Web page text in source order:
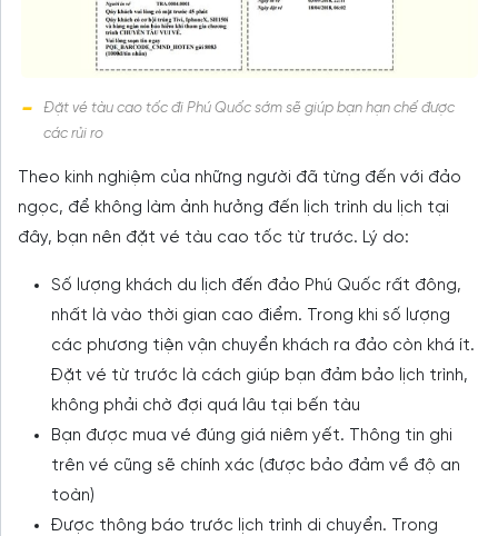
Đặt vé tàu cao tốc đi Phú Quốc sớm sẽ giúp bạn hạn chế được
các rủi ro
Theo kinh nghiệm của những người đã từng đến với đảo
ngọc, để không làm ảnh hưởng đến lịch trình du lịch tại
đây, bạn nên đặt vé tàu cao tốc từ trước. Lý do:
Số lượng khách du lịch đến đảo Phú Quốc rất đông,
nhất là vào thời gian cao điểm. Trong khi số lượng
các phương tiện vận chuyển khách ra đảo còn khá ít.
Đặt vé từ trước là cách giúp bạn đảm bảo lịch trình,
không phải chờ đợi quá lâu tại bến tàu
Bạn được mua vé đúng giá niêm yết. Thông tin ghi
trên vé cũng sẽ chính xác (được bảo đảm về độ an
toàn)
Được thông báo trước lịch trình di chuyển. Trong